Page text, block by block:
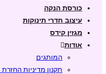
כורסת הנקה
עיצוב חדרי תינוקות
מגזין קידס
אודות
המותגים
תקנון מדיניות